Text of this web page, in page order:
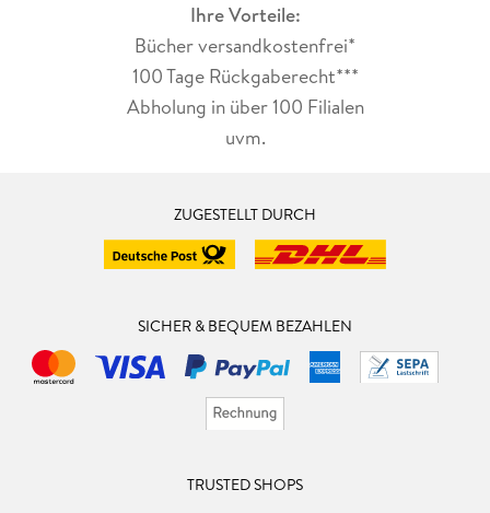
Ihre Vorteile:
Bücher versandkostenfrei*
100 Tage Rückgaberecht***
Abholung in über 100 Filialen
uvm.
ZUGESTELLT DURCH
SICHER & BEQUEM BEZAHLEN
TRUSTED SHOPS